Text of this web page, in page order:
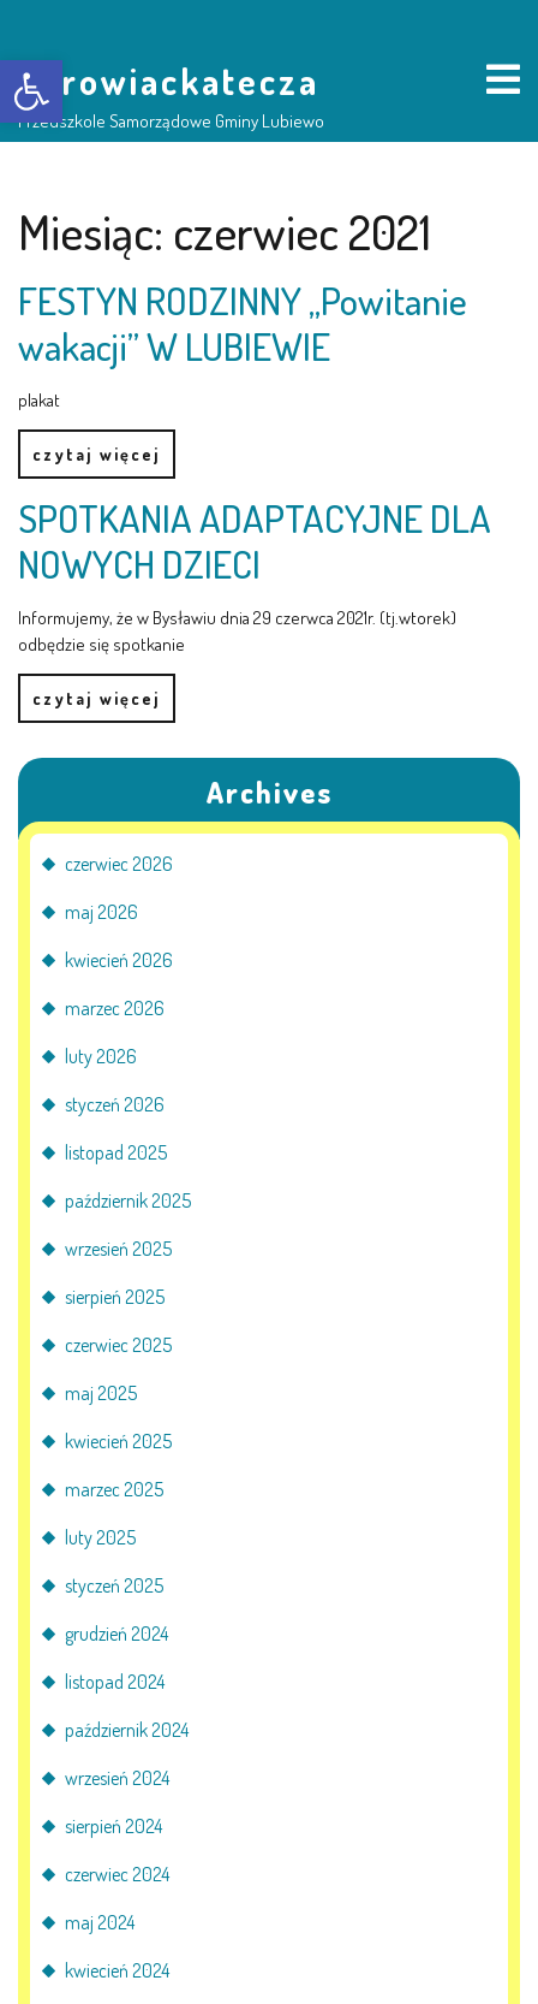
Otwórz pasek narzędzi
borowiackatecza
Przedszkole Samorządowe Gminy Lubiewo
O NAS
GRUPY DZIECI
LEŚNE PSZCZÓŁKI – BYSŁAW
ŻABKI – BYSŁAW
SOWY – BYSŁAW
PSZCZÓŁKI – LUBIEWO
WIEWIÓRKI – SUCHA
STATUT I STANDARDY
PROCEDURY I REGULAMINY
DEKLARACJA DOSTĘPNOŚCI
NASZA KONCEPCJA
ROCZNY PLAN PRACY
PROGRAMY
UROCZYSTOŚCI
KONKURSY
NASI PRZYJACIELE
Miesiąc: czerwiec 2021
FESTYN RODZINNY „Powitanie
wakacji” W LUBIEWIE
plakat
czytaj więcej
SPOTKANIA ADAPTACYJNE DLA
NOWYCH DZIECI
Informujemy, że w Bysławiu dnia 29 czerwca 2021r. (tj.wtorek)
odbędzie się spotkanie
czytaj więcej
Archives
czerwiec 2026
maj 2026
kwiecień 2026
marzec 2026
luty 2026
styczeń 2026
listopad 2025
październik 2025
wrzesień 2025
sierpień 2025
czerwiec 2025
maj 2025
kwiecień 2025
marzec 2025
luty 2025
styczeń 2025
grudzień 2024
listopad 2024
październik 2024
wrzesień 2024
sierpień 2024
czerwiec 2024
maj 2024
kwiecień 2024